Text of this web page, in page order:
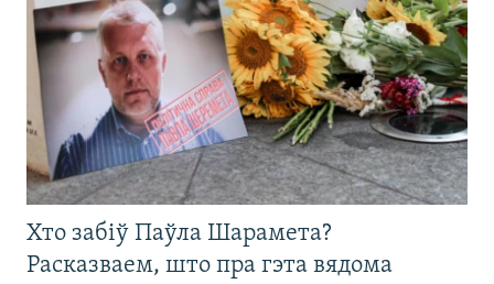
Хто забіў Паўла Шарамета?
Расказваем, што пра гэта вядома